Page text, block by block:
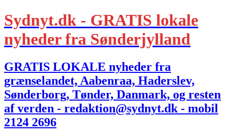
Sydnyt.dk - GRATIS lokale
nyheder fra Sønderjylland
GRATIS LOKALE nyheder fra
grænselandet, Aabenraa, Haderslev,
Sønderborg, Tønder, Danmark, og resten
af verden - redaktion@sydnyt.dk - mobil
2124 2696